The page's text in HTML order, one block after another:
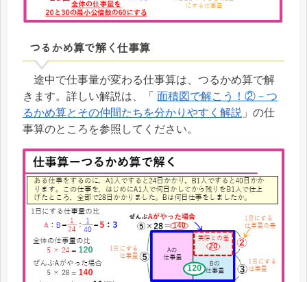
つるかめ算で解く仕事算
途中で仕事量が変わる仕事算は、つるかめ算で解
きます。詳しい解説は、「 面積図で解こう！②－つ
るかめ算とその仲間たちを分かりやすく解説 」の仕
事算のところを参照してください。